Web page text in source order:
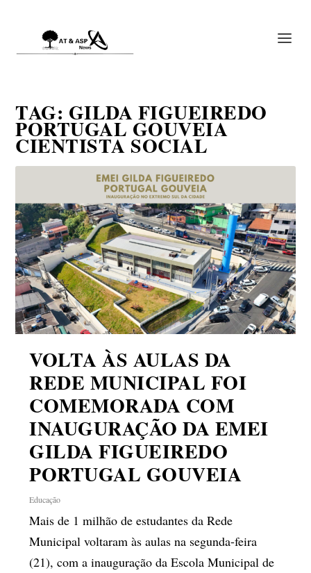
TAG: GILDA FIGUEIREDO
PORTUGAL GOUVEIA
CIENTISTA SOCIAL
VOLTA ÀS AULAS DA
REDE MUNICIPAL FOI
COMEMORADA COM
INAUGURAÇÃO DA EMEI
GILDA FIGUEIREDO
PORTUGAL GOUVEIA
Educação
Mais de 1 milhão de estudantes da Rede
Municipal voltaram às aulas na segunda-feira
(21), com a inauguração da Escola Municipal de